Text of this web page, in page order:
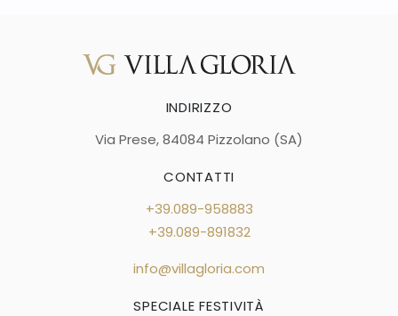
INDIRIZZO
Via Prese, 84084 Pizzolano (SA)
CONTATTI
+39.089-958883
+39.089-891832
info@villagloria.com
SPECIALE FESTIVITÀ